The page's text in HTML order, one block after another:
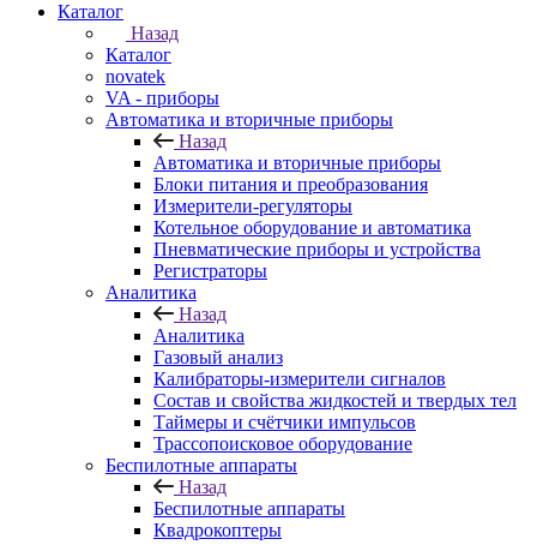
Каталог
Назад
Каталог
novatek
VA - приборы
Автоматика и вторичные приборы
Назад
Автоматика и вторичные приборы
Блоки питания и преобразования
Измерители-регуляторы
Котельное оборудование и автоматика
Пневматические приборы и устройства
Регистраторы
Аналитика
Назад
Аналитика
Газовый анализ
Калибраторы-измерители сигналов
Состав и свойства жидкостей и твердых тел
Таймеры и счётчики импульсов
Трассопоисковое оборудование
Беспилотные аппараты
Назад
Беспилотные аппараты
Квадрокоптеры